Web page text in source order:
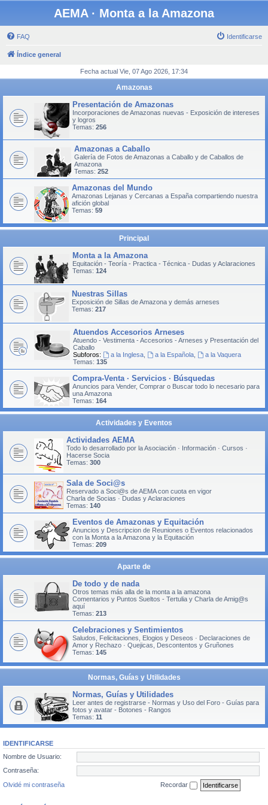
AEMA · Monta a la Amazona
FAQ Identificarse
Índice general
Fecha actual Vie, 07 Ago 2026, 17:34
Amazonas
Presentación de Amazonas
Incorporaciones de Amazonas nuevas - Exposición de intereses
y logros
Temas: 256
Amazonas a Caballo
Galería de Fotos de Amazonas a Caballo y de Caballos de
Amazona
Temas: 252
Amazonas del Mundo
Amazonas Lejanas y Cercanas a España compartiendo nuestra
afición global
Temas: 59
Principal
Monta a la Amazona
Equitación - Teoría - Practica - Técnica - Dudas y Aclaraciones
Temas: 124
Nuestras Sillas
Exposición de Sillas de Amazona y demás arneses
Temas: 217
Atuendos Accesorios Arneses
Atuendo - Vestimenta - Accesorios - Arneses y Presentación del
Caballo
Subforos:
a la Inglesa, a la Española,
a la Vaquera
Temas: 135
Compra-Venta · Servicios · Búsquedas
Anuncios para Vender, Comprar o Buscar todo lo necesario para
una Amazona
Temas: 164
Actividades y Eventos
Actividades AEMA
Todo lo desarrollado por la Asociación · Información · Cursos ·
Hacerse Socia
Temas: 300
Sala de Soci@s
Reservado a Soci@s de AEMA con cuota en vigor
Charla de Socias · Dudas y Aclaraciones
Temas: 140
Eventos de Amazonas y Equitación
Anuncios y Descripcion de Reuniones o Eventos relacionados
con la Monta a la Amazona y la Equitación
Temas: 209
Aparte de
De todo y de nada
Otros temas más alla de la monta a la amazona
Comentarios y Puntos Sueltos - Tertulia y Charla de Amig@s
aquí
Temas: 213
Celebraciones y Sentimientos
Saludos, Felicitaciones, Elogios y Deseos · Declaraciones de
Amor y Rechazo · Quejicas, Descontentos y Gruñones
Temas: 145
Normas, Guías y Utilidades
Normas, Guías y Utilidades
Leer antes de registrarse - Normas y Uso del Foro - Guías para
fotos y avatar - Botones - Rangos
Temas: 11
IDENTIFICARSE
Nombre de Usuario:
Contraseña:
Olvidé mi contraseña
Recordar